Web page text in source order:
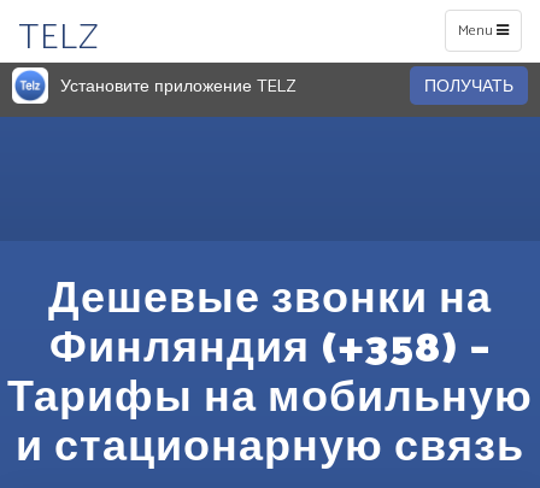
Toggle
navigation
Menu
TELZ
Установите приложение TELZ ПОЛУЧАТЬ
Дешевые звонки на
Финляндия (+358) –
Тарифы на мобильную
и стационарную связь